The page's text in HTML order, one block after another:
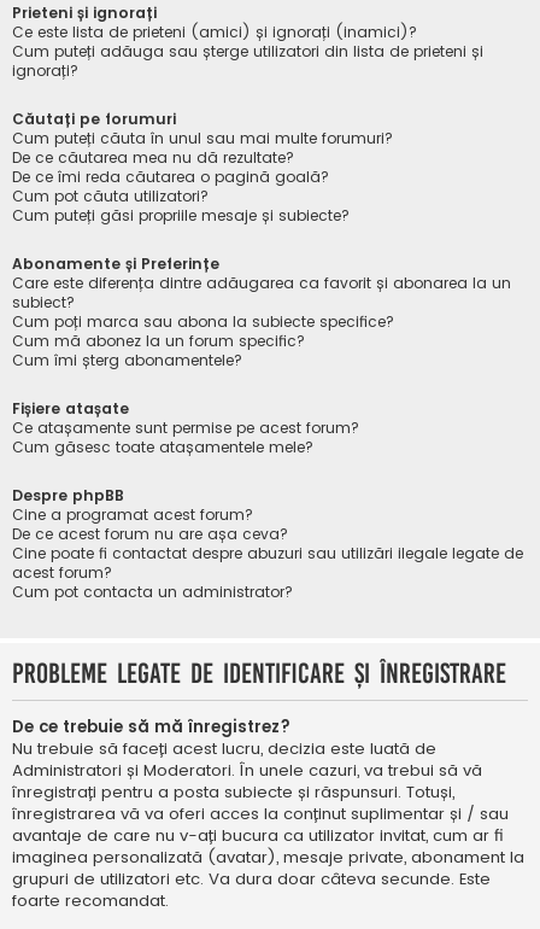
Prieteni și ignorați
Ce este lista de prieteni (amici) și ignorați (inamici)?
Cum puteți adăuga sau șterge utilizatori din lista de prieteni și
ignorați?
Căutați pe forumuri
Cum puteți căuta în unul sau mai multe forumuri?
De ce căutarea mea nu dă rezultate?
De ce îmi reda căutarea o pagină goală?
Cum pot căuta utilizatori?
Cum puteți găsi propriile mesaje și subiecte?
Abonamente și Preferințe
Care este diferența dintre adăugarea ca favorit și abonarea la un
subiect?
Cum poți marca sau abona la subiecte specifice?
Cum mă abonez la un forum specific?
Cum îmi șterg abonamentele?
Fișiere atașate
Ce atașamente sunt permise pe acest forum?
Cum găsesc toate atașamentele mele?
Despre phpBB
Cine a programat acest forum?
De ce acest forum nu are așa ceva?
Cine poate fi contactat despre abuzuri sau utilizări ilegale legate de
acest forum?
Cum pot contacta un administrator?
Probleme legate de identificare și înregistrare
De ce trebuie să mă înregistrez?
Nu trebuie să faceți acest lucru, decizia este luată de
Administratori și Moderatori. În unele cazuri, va trebui să vă
înregistrați pentru a posta subiecte și răspunsuri. Totuși,
înregistrarea vă va oferi acces la conținut suplimentar și / sau
avantaje de care nu v-ați bucura ca utilizator invitat, cum ar fi
imaginea personalizată (avatar), mesaje private, abonament la
grupuri de utilizatori etc. Va dura doar câteva secunde. Este
foarte recomandat.